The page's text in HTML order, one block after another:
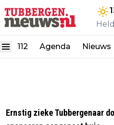
112 Agenda Nieuws
Ernstig zieke Tubbergenaar